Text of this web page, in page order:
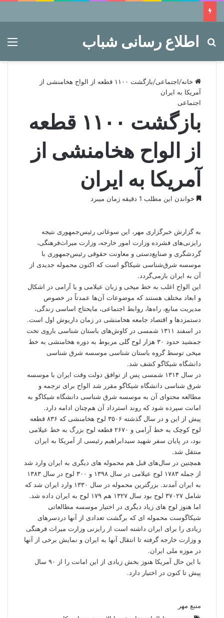
اطلاع رسانی شباب
جستجو برای
خانه/اجتماعی/
بازگشت ۱۱۰۰ قطعه از الواح هخامنشی از
آمریکا به ایران
اجتماعی
بازگشت ۱۱۰۰ قطعه
از الواح هخامنشی از
آمریکا به ایران
خواندن این مطلب 1 دقیقه زمان میبرد
به گزارش خبرگزاری مهر ، این سوغاتی رئیس‌جمهوری نتیجه
رایزنی‌های فشرده وزارت امور خارجه، وزارت میراث‌فرهنگی،
گردشگری و صنایع‌دستی و معاونت حقوقی رئیس‌جمهوری با
موسسه شرق‌شناسی شیکاگو است که اکنون محموله جدیدی از
آن به ایران بازمی‌گردد.
این الواح اغلب به خط میخی و زبان عیلامی و یا آرامی در اشکال
و ابعاد مختلف هستند که موضوعات آن‌ها عمدتاً در خصوص
مدیریت منابع، راه‌ها، روابط اجتماعی، مایحتاج اساسی زندگی،
دستمزدها و اقتصاد جامعه هخامنشی در زمان داریوش اول است.
در اسفند ۱۳۱۱ شمسی در کاوش‌های باستان شناسی باروی تخت
جمشید حدود ۳۰ هزار لوح گلی مربوط به دوره هخامنشی به خط
میخی توسط گروه باستان شناسی موسسه شرق شناسی
دانشگاه شیکاگو کشف شد.
در سال ۱۳۱۴ شمسی پس از توافق دولت وقت ایران با موسسه
شرق شناسی دانشگاه شیکاگو مقرر شد الواح برای ترجمه و
مطالعه محتوای آن به موسسه شرق شناسی دانشگاه شیکاگو به
امانت سپرده شود که روند استرداد آن هم‌چنان ادامه دارد.
پیش از این و در سال گذشته ۳۵۰۶ لوح هخامنشی که ۸۳۶ قطعه
لوح کوچک به خط آرامی و ۲۶۷۰ قطعه لوح بزرگ به خط عیلامی
بود، در پایان سفر شهید سیدابراهیم رئیسی از آمریکا به ایران
منتقل شد.
همچنین در سال‌های قبل هم محموله های دیگری به ایران وارد شد
از جمله ۱۷۸۳ لوح عیلامی در سال ۱۳۹۸ و ۳۰۰ لوح در سال ۱۳۸۳
به ایران آمدند. بزرگترین محموله در سال ۱۳۳۰ وارد ایران شد که
شامل ۳۷۰۲۷ لوح بود سال ۱۳۲۷ هم ۱۷۹ لوح به ایران داده شد.
اما هنوز لوح های زیاد دیگری در اختیار موسسه مطالعاتی
شیکاگوست محموله ای که برگشت تعدادی از آنها دردسرهای
زیادی را برای ایران داشته است از رایزنی وزارت میراث فرهنگی
و وزارت خارجه گرفته تا انتقال آنها به ایران و نمایش برخی از آنها
در موزه ملی ایران.
با این حال آمریکا هنوز بخش زیادی از این امانت را از ۹۰ سال
پیش تا کنون در اختیار دارد.
منبع مهر